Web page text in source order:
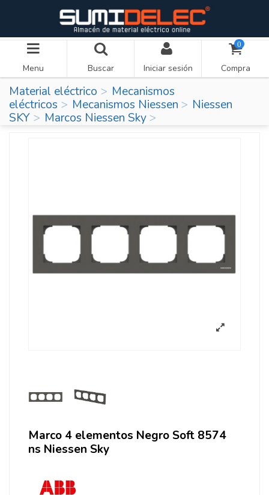
Menu Buscar Iniciar sesión
0
Compra
Material eléctrico
Mecanismos
eléctricos
Mecanismos Niessen
Niessen
SKY
Marcos Niessen Sky
Marco 4 elementos Negro Soft 8574
ns Niessen Sky